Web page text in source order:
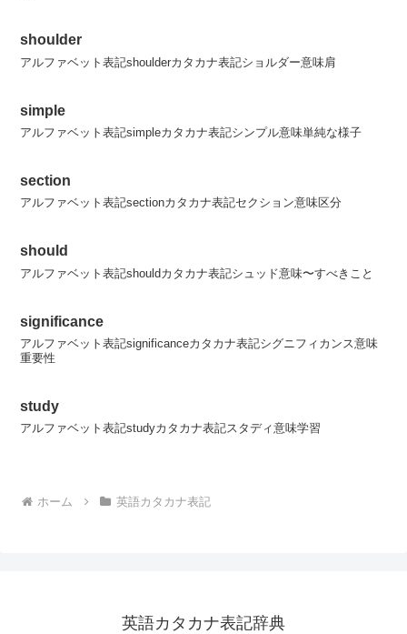
shoulder
アルファベット表記shoulderカタカナ表記ショルダー意味肩
simple
アルファベット表記simpleカタカナ表記シンプル意味単純な様子
section
アルファベット表記sectionカタカナ表記セクション意味区分
should
アルファベット表記shouldカタカナ表記シュッド意味〜すべきこと
significance
アルファベット表記significanceカタカナ表記シグニフィカンス意味
重要性
study
アルファベット表記studyカタカナ表記スタディ意味学習
ホーム 英語カタカナ表記
英語カタカナ表記辞典